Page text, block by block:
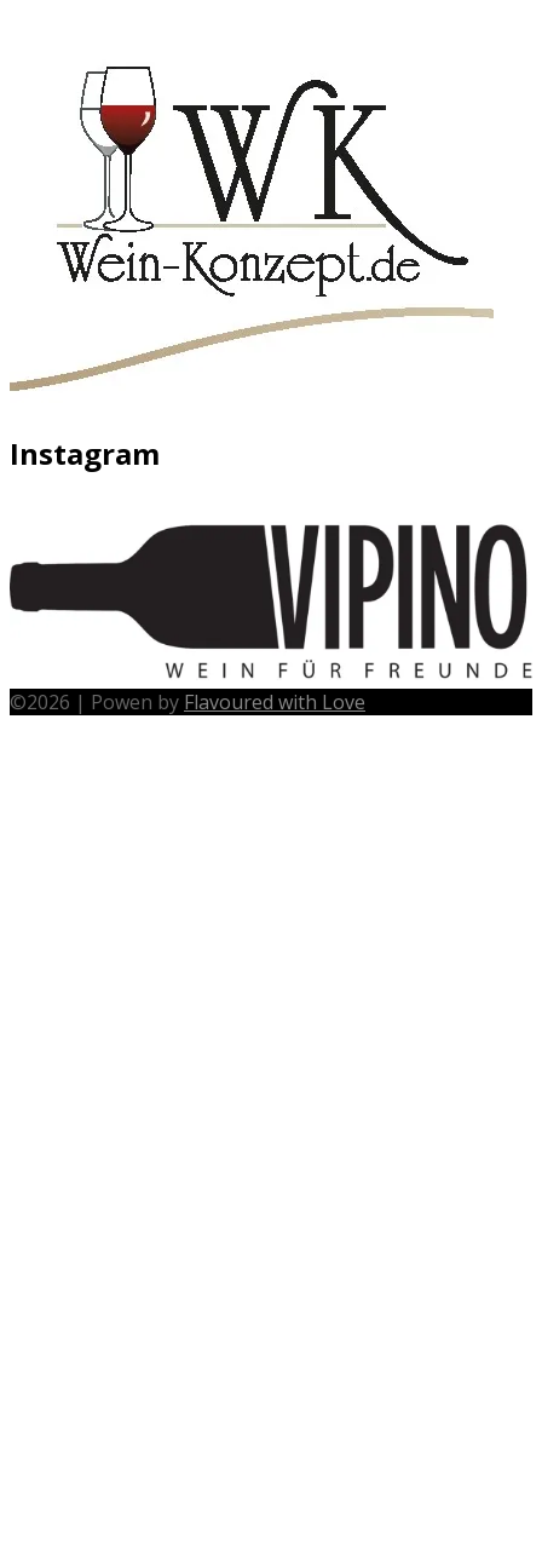
Instagram
©2026 | Powen by Flavoured with Love